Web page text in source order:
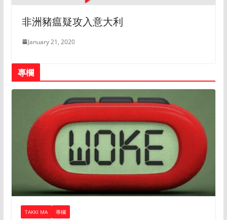
非洲豬瘟疑攻入意大利
January 21, 2020
專欄
TAKKI MA 專欄